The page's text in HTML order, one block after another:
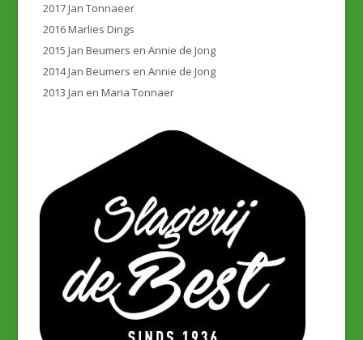
2017 Jan Tonnaeer
2016 Marlies Dings
2015 Jan Beumers en Annie de Jong
2014 Jan Beumers en Annie de Jong
2013 Jan en Maria Tonnaer